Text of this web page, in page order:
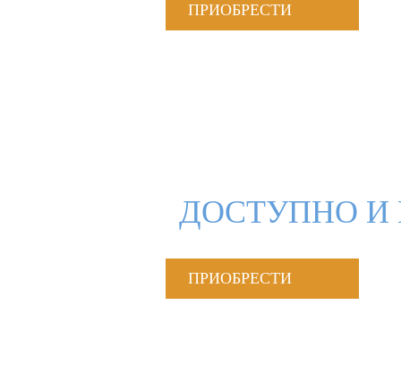
ПРИОБРЕСТИ
ДОСТУПНО И
ПРИОБРЕСТИ